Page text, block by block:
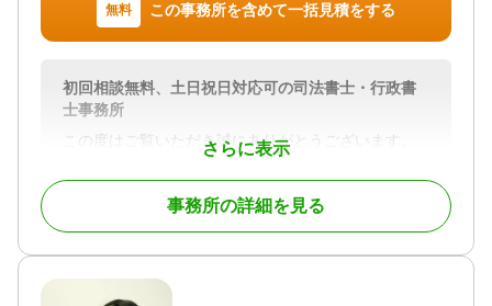
無料 この事務所を含めて一括見積をする
さらに表示
初回相談無料、土日祝日対応可の司法書士・行政書
士事務所
この度はご覧いただき誠にありがとうございます。
大分市にあります望月司法書士事務所と申します。
初回のご相談は無料となっておりますので、お気軽
にお問い合わせください。
お客様一人ひとりのニーズに細やかに対応し、分
事務所の詳細を見る